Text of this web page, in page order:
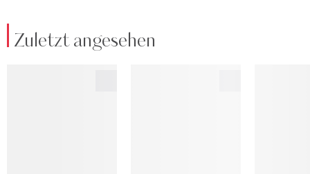
Zuletzt angesehen